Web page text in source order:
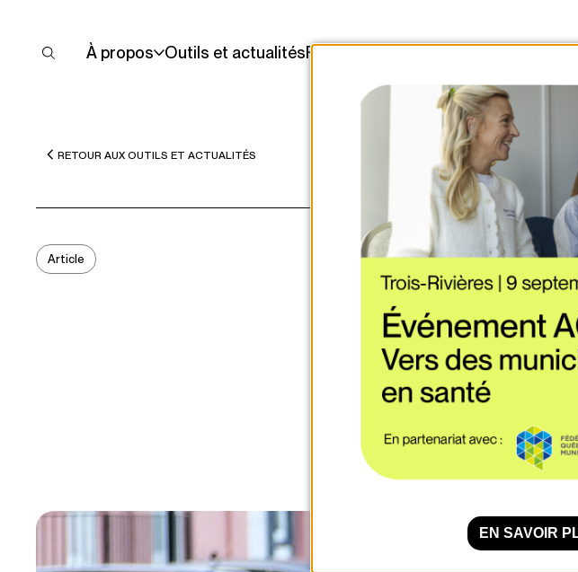
À propos Outils et actualitésFinancement
RETOUR AUX OUTILS ET ACTUALITÉS
Article
AMÉNAGEMENT ET URBANISME
Zone
plus
05 MAI 2026
EN SAVOIR